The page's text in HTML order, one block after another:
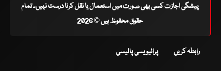
پیشگی اجازت کسی بھی صورت میں استعمال یا نقل کرنا درست نہیں۔ تمام
حقوق محفوظ ہیں © 2026
رابطہ کریں پرائیویسی پالیسی